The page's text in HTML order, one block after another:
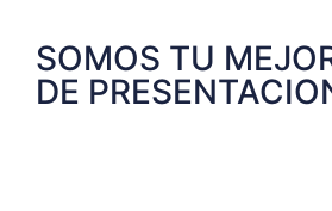
SOMOS TU
DE